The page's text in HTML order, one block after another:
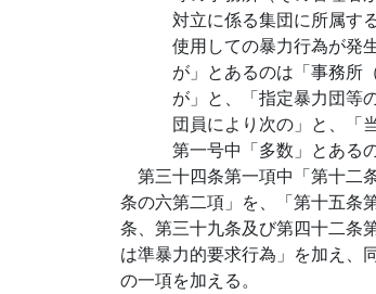
対立に係る集団に所属す
使用しての暴力行為が発
が」とあるのは「事務所
が」と、「指定暴力団等
団員により次の」と、「
第一号中「多数」とある
第三十四条第一項中「第十二
条の六第二項」を、「第十五条
条、第三十九条及び第四十二条
は準暴力的要求行為」を加え、
の一項を加える。